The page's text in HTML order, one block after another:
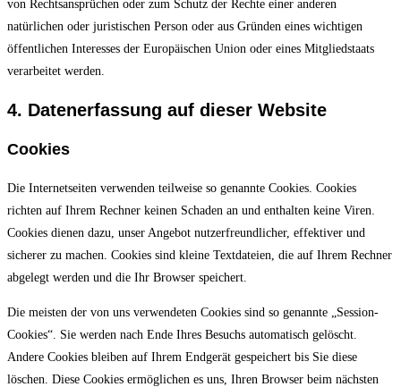
von Rechtsansprüchen oder zum Schutz der Rechte einer anderen
natürlichen oder juristischen Person oder aus Gründen eines wichtigen
öffentlichen Interesses der Europäischen Union oder eines Mitgliedstaats
verarbeitet werden.
4. Datenerfassung auf dieser Website
Cookies
Die Internetseiten verwenden teilweise so genannte Cookies. Cookies
richten auf Ihrem Rechner keinen Schaden an und enthalten keine Viren.
Cookies dienen dazu, unser Angebot nutzerfreundlicher, effektiver und
sicherer zu machen. Cookies sind kleine Textdateien, die auf Ihrem Rechner
abgelegt werden und die Ihr Browser speichert.
Die meisten der von uns verwendeten Cookies sind so genannte „Session-
Cookies“. Sie werden nach Ende Ihres Besuchs automatisch gelöscht.
Andere Cookies bleiben auf Ihrem Endgerät gespeichert bis Sie diese
löschen. Diese Cookies ermöglichen es uns, Ihren Browser beim nächsten